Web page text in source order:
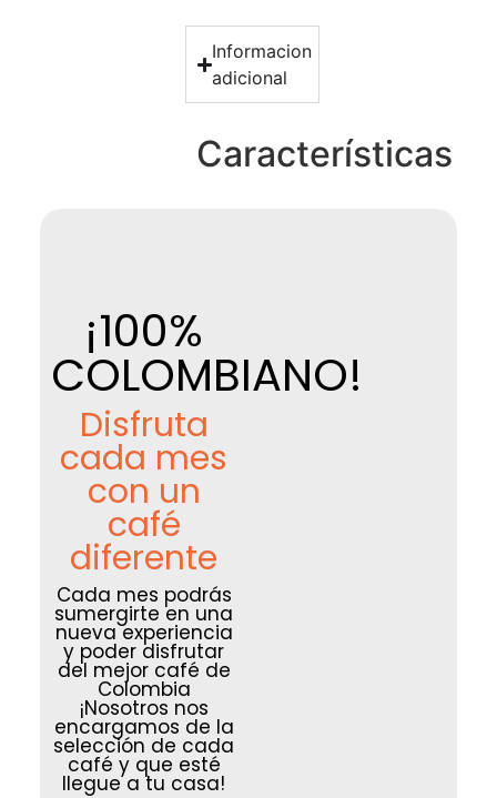
Informacion
adicional
Características
¡100%
COLOMBIANO!
Disfruta
cada mes
con un
café
diferente
Cada mes podrás
sumergirte en una
nueva experiencia
y poder disfrutar
del mejor café de
Colombia
¡Nosotros nos
encargamos de la
selección de cada
café y que esté
llegue a tu casa!